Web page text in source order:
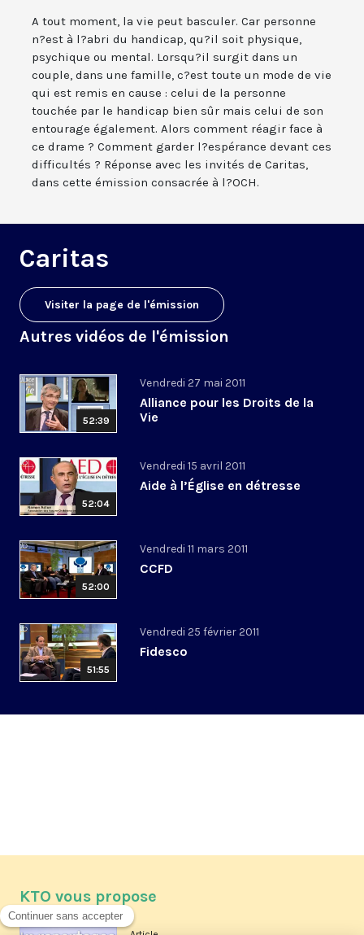
A tout moment, la vie peut basculer. Car personne
n?est à l?abri du handicap, qu?il soit physique,
psychique ou mental. Lorsqu?il surgit dans un
couple, dans une famille, c?est toute un mode de vie
qui est remis en cause : celui de la personne
touchée par le handicap bien sûr mais celui de son
entourage également. Alors comment réagir face à
ce drame ? Comment garder l?espérance devant ces
difficultés ? Réponse avec les invités de Caritas,
dans cette émission consacrée à l?OCH.
Caritas
Visiter la page de l'émission
Autres vidéos de l'émission
52:39
Vendredi 27 mai 2011
Alliance pour les Droits de la
Vie
52:04
Vendredi 15 avril 2011
Aide à l’Église en détresse
52:00
Vendredi 11 mars 2011
CCFD
51:55
Vendredi 25 février 2011
Fidesco
KTO vous propose